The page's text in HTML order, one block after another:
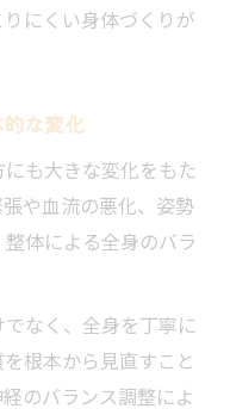
にくい身体づくりが
な変化
も大きな変化をもた
や血流の悪化、姿勢
体による全身のバラ
なく、全身を丁寧に
根本から見直すこと
のバランス調整によ